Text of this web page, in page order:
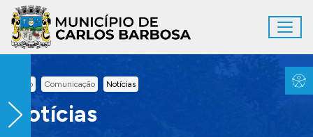
Ir para conteúdo principal
Inicio Comunicação Notícias
Notícias